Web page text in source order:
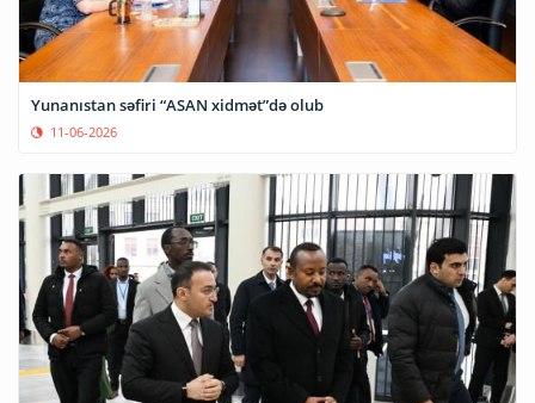
Yunanıstan səfiri “ASAN xidmət”də olub
11-06-2026